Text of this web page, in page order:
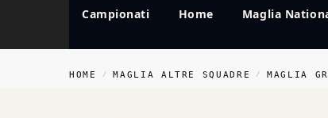
Campionati Home Maglia
HOME / MAGLIA ALTRE SQUADRE / MAGLIA